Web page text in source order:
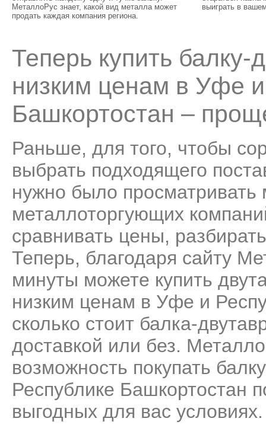
МеталлоРус знает, какой вид металла может
продать каждая компания региона.
выиграть в
Теперь купить
низким ценам в Уфе
Башкортостан –
Раньше, для того, чтобы
выбрать подходящего
нужно было
металлоторгующих
сравнивать цены,
Теперь, благодаря сайту
минуты можете купить
низким ценам в Уфе и
сколько стоит балка-
доставкой или без.
возможность покупать
Республике Башкортостан
выгодных для вас условиях.